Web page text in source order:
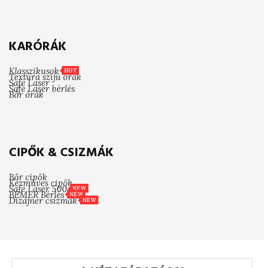
KARÓRÁK
Klasszikusok HOT
Textúra szíjú órák
Safe Laser
Safe Laser bérlés
Bőr órák
CIPŐK & CSIZMÁK
Bőr cipők
Kézműves cipők
Safe Laser 500 NEW
BEMER Bérlés NEW
Dizájner csizmák NEW